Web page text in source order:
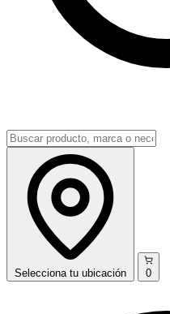
Selecciona tu ubicación 0